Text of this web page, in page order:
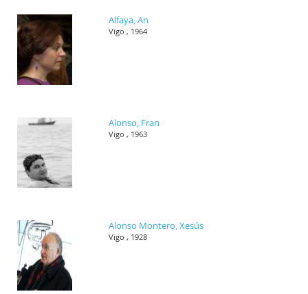
Alfaya, An
Vigo , 1964
Alonso, Fran
Vigo , 1963
Alonso Montero, Xesús
Vigo , 1928